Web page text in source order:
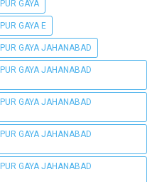
GAYA
GAYA E
GAYA JAHANABAD
GAYA JAHANABAD
GAYA JAHANABAD
GAYA JAHANABAD
GAYA JAHANABAD